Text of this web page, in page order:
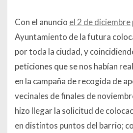
Con el anuncio el 2 de diciembre
Ayuntamiento de la futura
por toda la ciudad, y
peticiones que se nos habían
en la campaña de recogida de
vecinales de finales de
hizo llegar la solicitud de
en distintos puntos del barrio;